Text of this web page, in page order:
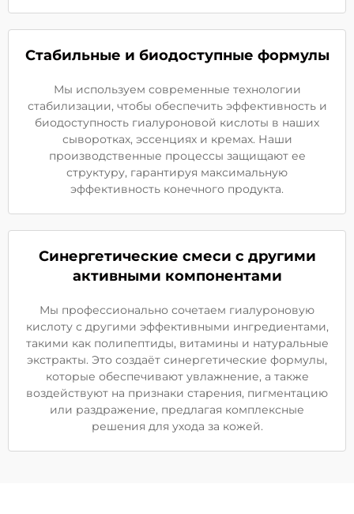
Стабильные и биодоступные формулы
Мы используем современные технологии
стабилизации, чтобы обеспечить эффективность и
биодоступность гиалуроновой кислоты в наших
сыворотках, эссенциях и кремах. Наши
производственные процессы защищают ее
структуру, гарантируя максимальную
эффективность конечного продукта.
Синергетические смеси с другими
активными компонентами
Мы профессионально сочетаем гиалуроновую
кислоту с другими эффективными ингредиентами,
такими как полипептиды, витамины и натуральные
экстракты. Это создаёт синергетические формулы,
которые обеспечивают увлажнение, а также
воздействуют на признаки старения, пигментацию
или раздражение, предлагая комплексные
решения для ухода за кожей.